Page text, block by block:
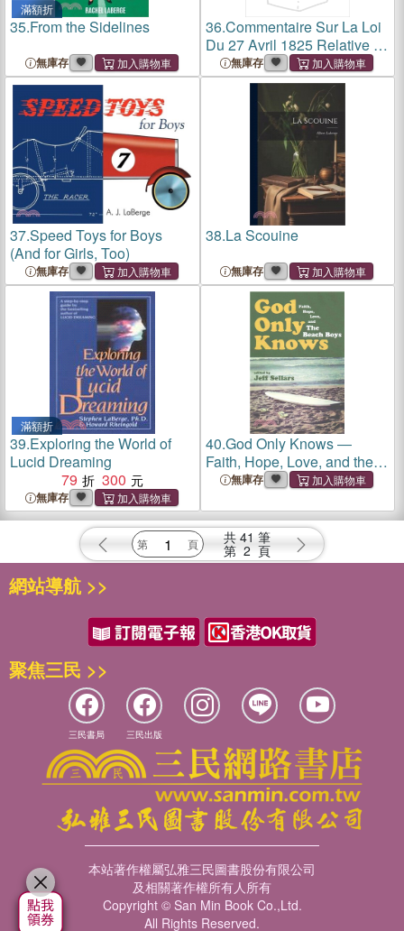
滿額折
35.From the Sidelines
無庫存
36.Commentaire Sur La Loi
Du 27 Avril 1825 Relative À
l'Indemnité Allouée Aux
Anciens Propr (Éd.1825)
無庫存
37.Speed Toys for Boys
(And for Girls, Too)
無庫存
38.La Scouine
無庫存
滿額折
39.Exploring the World of
Lucid Dreaming
79
300
無庫存
40.God Only Knows ―
Faith, Hope, Love, and the
Beach Boys
無庫存
共 41 筆
第 2 頁
網站導航 >>
聚焦三民 >>
三民書局 三民出版
本站著作權屬弘雅三民圖書股份有限公司
及相關著作權所有人所有
Copyright © San Min Book Co.,Ltd.
All Rights Reserved.